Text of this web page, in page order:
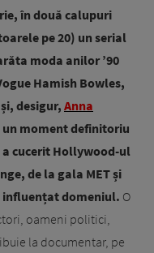
în două calupuri
pe 20) un serial
moda anilor ’90
Hamish Bowles,
desigur, Anna
un moment definitoriu
a cucerit Hollywood-ul
de la gala MET și
influențat domeniul. O
oameni politici,
la documentar, pe